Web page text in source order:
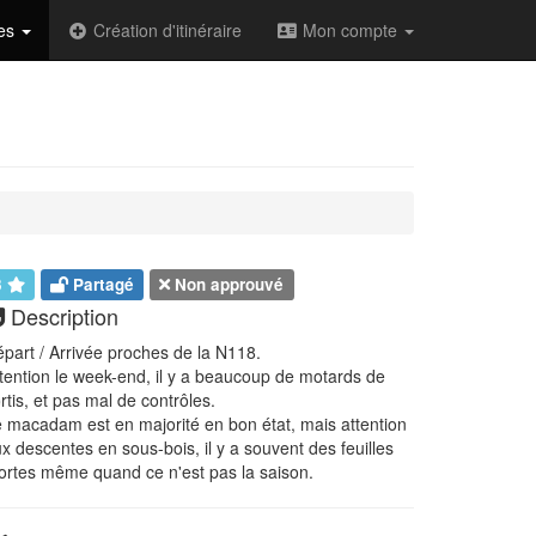
Création d'itinéraire Mon compte
Partagé Non approuvé
Description
/ Arrivée proches de la N118.
le week-end, il y a beaucoup de motards de
et pas mal de contrôles.
macadam est en majorité en bon état, mais attention
descentes en sous-bois, il y a souvent des feuilles
même quand ce n'est pas la saison.